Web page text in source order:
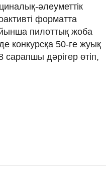
әлеуметтік
форматта
пилоттық жоба
конкурсқа 50-ге жуық
сарапшы дәрігер өтіп,